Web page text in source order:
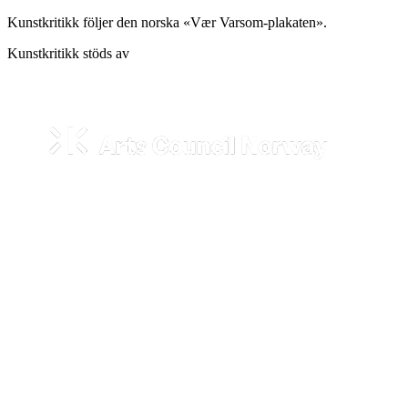
Kunstkritikk följer den norska «Vær Varsom-plakaten».
Kunstkritikk stöds av